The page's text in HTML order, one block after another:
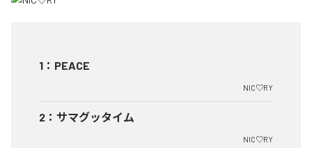
1 ： PEACE
NIC♡RY
2 ： サマグッタイム
NIC♡RY